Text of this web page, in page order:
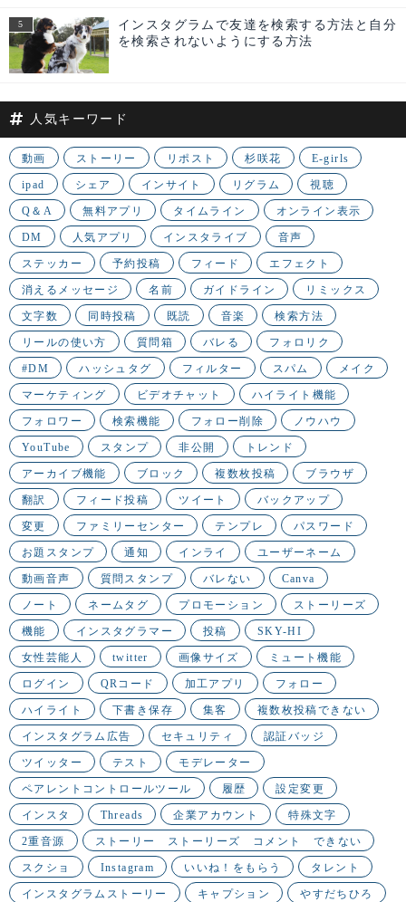
インスタグラムで友達を検索する方法と自分
を検索されないようにする方法
人気キーワード
動画 ストーリー リポスト 杉咲花 E-girls
ipad シェア インサイト リグラム 視聴
Q＆A 無料アプリ タイムライン オンライン表示
DM 人気アプリ インスタライブ 音声
ステッカー 予約投稿 フィード エフェクト
消えるメッセージ 名前 ガイドライン リミックス
文字数 同時投稿 既読 音楽 検索方法
リールの使い方 質問箱 バレる フォロリク
#DM ハッシュタグ フィルター スパム メイク
マーケティング ビデオチャット ハイライト機能
フォロワー 検索機能 フォロー削除 ノウハウ
YouTube スタンプ 非公開 トレンド
アーカイブ機能 ブロック 複数枚投稿 ブラウザ
翻訳 フィード投稿 ツイート バックアップ
変更 ファミリーセンター テンプレ パスワード
お題スタンプ 通知 インライ ユーザーネーム
動画音声 質問スタンプ バレない Canva
ノート ネームタグ プロモーション ストーリーズ
機能 インスタグラマー 投稿 SKY-HI
女性芸能人 twitter 画像サイズ ミュート機能
ログイン QRコード 加工アプリ フォロー
ハイライト 下書き保存 集客 複数枚投稿できない
インスタグラム広告 セキュリティ 認証バッジ
ツイッター テスト モデレーター
ペアレントコントロールツール 履歴 設定変更
インスタ Threads 企業アカウント 特殊文字
2重音源 ストーリー ストーリーズ コメント できない
スクショ Instagram いいね！をもらう タレント
インスタグラムストーリー キャプション やすだちひろ